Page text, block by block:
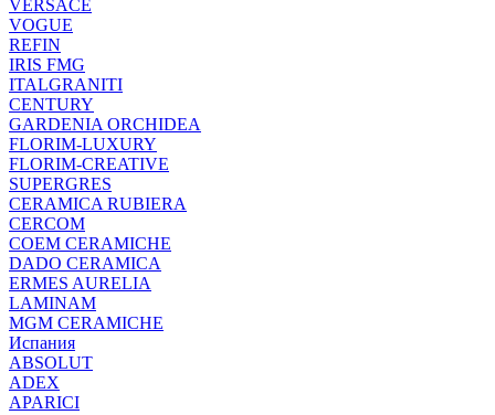
VERSACE
VOGUE
REFIN
IRIS FMG
ITALGRANITI
CENTURY
GARDENIA ORCHIDEA
FLORIM-LUXURY
FLORIM-CREATIVE
SUPERGRES
CERAMICA RUBIERA
CERCOM
COEM CERAMICHE
DADO CERAMICA
ERMES AURELIA
LAMINAM
MGM CERAMICHE
Испания
ABSOLUT
ADEX
APARICI